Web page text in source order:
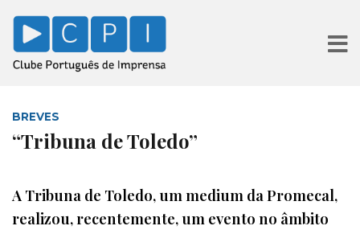
BREVES
“Tribuna de Toledo”
A Tribuna de Toledo, um medium da Promecal,
realizou, recentemente, um evento no âmbito